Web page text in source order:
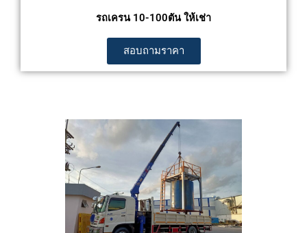
รถเครน 10-100ตัน ให้เช่า
สอบถามราคา